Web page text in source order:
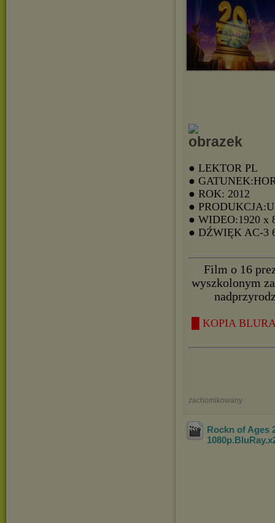
● LEKTOR PL
●
● ROK: 2012
●
● WIDEO:1920 x
● DŹWIĘK AC-3
Film o 16
wyszkolonym
█ KOPIA
zachomikowany
Rockn of Ages
1080p.BluRay.